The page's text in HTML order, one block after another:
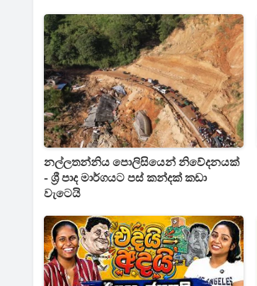
නල්ලතන්නිය පොලිසියෙන් නිවේදනයක්
- ශ්‍රී පාද මාර්ගයට පස් කන්දක් කඩා
වැටෙයි